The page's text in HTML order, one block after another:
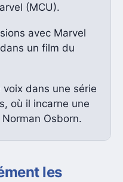
(MCU).
avec Marvel
un film du
dans une série
où il incarne une
Osborn.
les